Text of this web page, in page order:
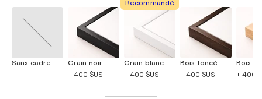
Sans cadre
Grain noir
+ 400 $US
Recommandé
Grain blanc
+ 400 $US
Bois foncé
+ 400 $US
Bois
+ 400